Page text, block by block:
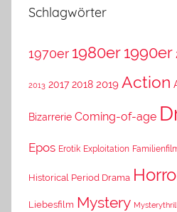
Schlagwörter
1970er 1980er 1990er
2013 2017 2018 2019 Action
Bizarrerie Coming-of-age
Epos Erotik Exploitation
Historical Period Drama
Liebesfilm Mystery